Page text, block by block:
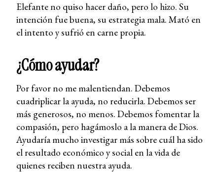
Elefante no quiso hacer daño, pero lo hizo. Su
intención fue buena, su estrategia mala. Mató en
el intento y sufrió en carne propia.
¿Cómo ayudar?
Por favor no me malentiendan. Debemos
cuadriplicar la ayuda, no reducirla. Debemos ser
más generosos, no menos. Debemos fomentar la
compasión, pero hagámoslo a la manera de Dios.
Ayudaría mucho investigar más sobre cuál ha sido
el resultado económico y social en la vida de
quienes reciben nuestra ayuda.